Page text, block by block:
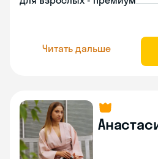
Читать дальше